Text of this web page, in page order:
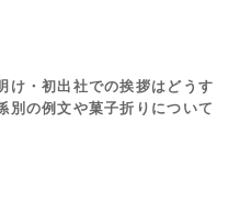
け・初出社での挨拶はどうす
別の例文や菓子折りについて